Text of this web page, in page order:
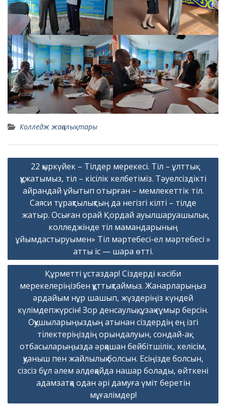
Колледж жаңалықтары
Навигация
записям
22 қыркүйек – Тілдер мерекесі. Тіл – ұлттық
құжатымыз, тіл – кісілік келбетіміз. Тәуелсіздікті
айрандай ұйытып отырған – мемлекеттік тіл.
Саяси тұрақтылықтың да негізгі кілті – тілде
жатыр. Осыған орай Қордай ауылшаруашылық
колледжінде тіл мамандарының
ұйымдастыруымен» Тіл мәртебесі-ел мәртебесі »
атты іс — шара өтті.
Құрметті ұстаздар! Сіздерді кәсіби
мерекелеріңізбен құттықтаймыз. Жанарларыңыз
әрдайым нұр шашып, жүздеріңіз күндей
күлімдепжүрсін! Зор денсаулық, ұзақ ғұмыр берсін.
Оқушыларыңыздың атынан сіздердің ең ізгі
тілектеріңіздің орындалуын, сондай-ақ
отбасыларыңызда әрқашан бейбітшілік, келісім,
қуаныш пен жайлылық болсын. Есіңізде болсын,
сізсіз бұл әлем әлдеқайда нашар болады, өйткені
адамзатқа одан әрі дамуға үміт беретін
мұғалімдер!